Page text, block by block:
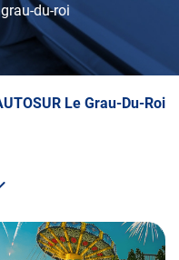
du-roi
Le Grau-Du-Roi